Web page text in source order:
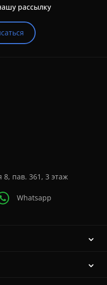
рассылку
8, пав. 361, 3 этаж
Whatsapp